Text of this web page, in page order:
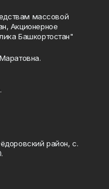
массовой
Акционерное
Башкортостан"
район, с.